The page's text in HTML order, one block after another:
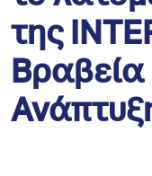
της
Βραβεία